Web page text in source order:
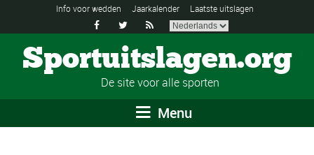
Info voor wedden Jaarkalender Laatste uitslagen
  
Sportuitslagen.org
De site voor alle sporten
Menu